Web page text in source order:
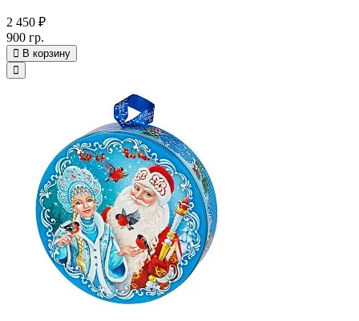
2 450 ₽
900 гр.
В корзину